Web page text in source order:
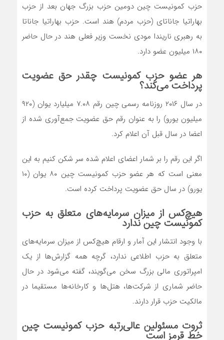
حزب کمونیست چین دومین حزب بزرگ جهان بعد از حزب
بهاراتیا جاناتای (حزب مردم) هند است. حزب بهاراتیا جاناتا
به رهبری ناریندا مودی نخست وزیر فعلی هند در حال حاضر
۱۸۰ میلیون عضو دارد.
هر عضو حزب کمونیست چقدر حق عضویت
پرداخت می‌کند؟
در سال ۲۰۱۶ روزنامه رسمی چین رقم ۷.۰۸ میلیارد یوان (۹۲۰
میلیون یورو) را به عنوان رقم حق عضویت جمع‌آوری شده از
اعضا در سال قبل آن اعلام کرد.
اگر این رقم را بر شمار اعضای اعلام شده سر شکن کنیم به این
معنی است که هر عضو حزب کمونیست چین ۸۰ یوان (۱۰
یورو) در سال حق عضویت پرداخت کرده است.
هیچ‌کس از میزان سرمایه‌های متعلق به حزب
کمونیست چین ندارد
با وجود انتشار این آمار و ارقام هیچ‌کس از میزان سرمایه‌های
متعلق به حزب اطلاعی ندارد، گرچه همه گزارش‌ها از یک
امپراتوری مالی بزرگ سخن می‌گویند، گفته می‌شود در حال
حاضر شماری از شرکت‌ها، هتل‌ها و کارخانه‌ها مستقیما در
مالکیت حزب قرار دارند.
ثروت مسئولین عالی‌رتبه حزب کمونیست چین
خط قرمز است